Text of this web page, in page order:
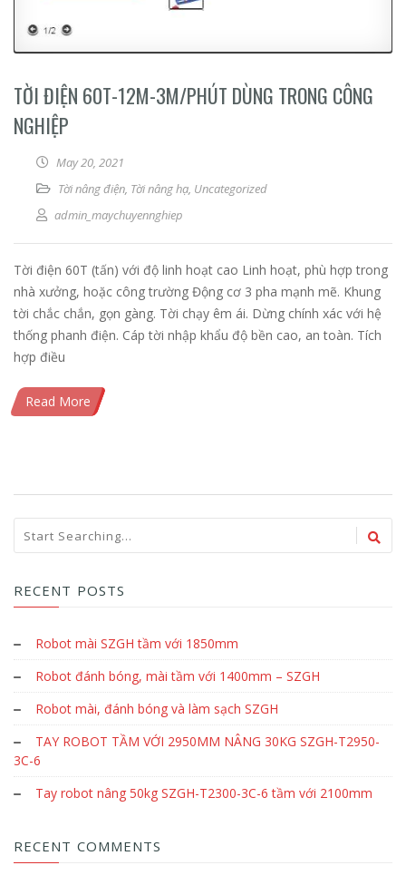
TỜI ĐIỆN 60T-12M-3M/PHÚT DÙNG TRONG CÔNG
NGHIỆP
May 20, 2021
Tời nâng điện, Tời nâng hạ, Uncategorized
admin_maychuyennghiep
Tời điện 60T (tấn) với độ linh hoạt cao Linh hoạt, phù hợp trong
nhà xưởng, hoặc công trường Động cơ 3 pha mạnh mẽ. Khung
tời chắc chắn, gọn gàng. Tời chạy êm ái. Dừng chính xác với hệ
thống phanh điện. Cáp tời nhập khẩu độ bền cao, an toàn. Tích
hợp điều
Read More
RECENT POSTS
Robot mài SZGH tầm với 1850mm
Robot đánh bóng, mài tầm với 1400mm – SZGH
Robot mài, đánh bóng và làm sạch SZGH
TAY ROBOT TẦM VỚI 2950MM NÂNG 30KG SZGH-T2950-
3C-6
Tay robot nâng 50kg SZGH-T2300-3C-6 tầm với 2100mm
RECENT COMMENTS